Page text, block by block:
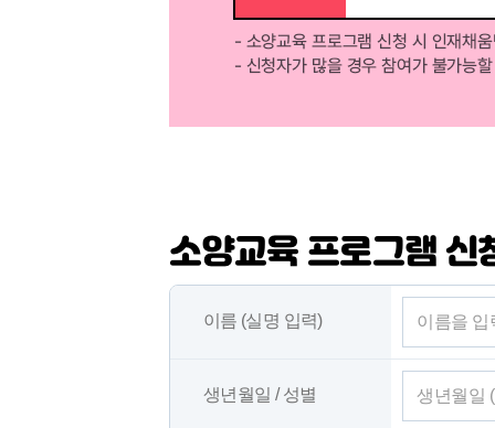
소양교육 프로그램 신
이름 (실명 입력)
생년월일 / 성별